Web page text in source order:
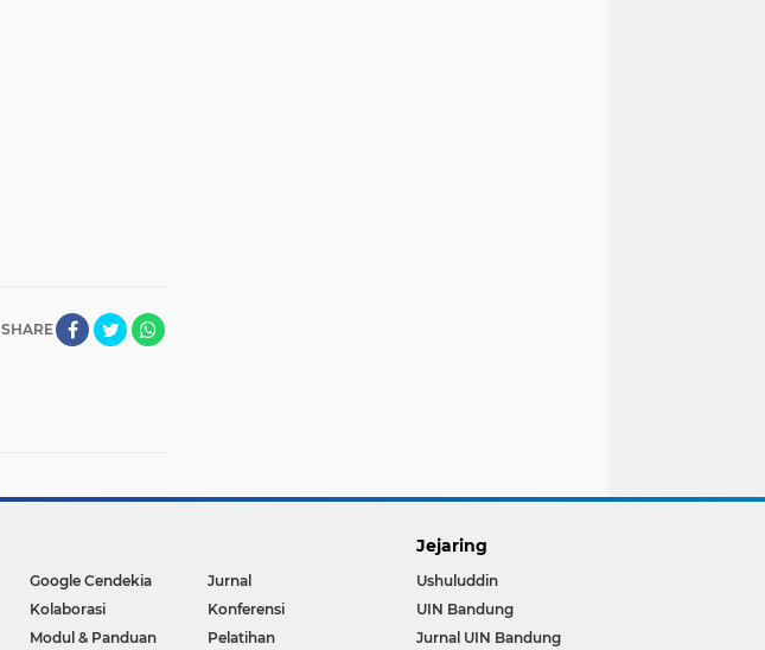
SHARE
Google Cendekia
Jurnal
Kolaborasi
Konferensi
Modul & Panduan Pelatihan
Jejaring
Ushuluddin
UIN Bandung
Jurnal UIN Bandung